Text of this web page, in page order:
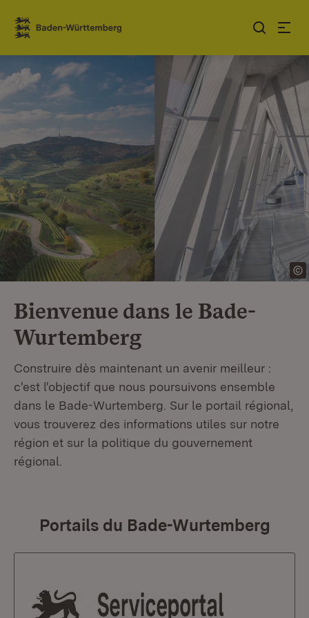
Sauter au contenu
Link zur Startseite
Bienvenue dans le Bade-
Wurtemberg
Construire dès maintenant un avenir meilleur :
c'est l'objectif que nous poursuivons ensemble
dans le Bade-Wurtemberg. Sur le portail régional,
vous trouverez des informations utiles sur notre
région et sur la politique du gouvernement
régional.
Portails du Bade-Wurtemberg